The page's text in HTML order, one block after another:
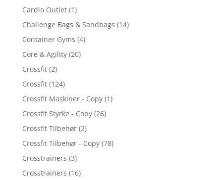
Cardio Outlet (1)
Challenge Bags & Sandbags (14)
Container Gyms (4)
Core & Agility (20)
Crossfit (2)
Crossfit (124)
Crossfit Maskiner - Copy (1)
Crossfit Styrke - Copy (26)
Crossfit Tilbehør (2)
Crossfit Tilbehør - Copy (78)
Crosstrainers (3)
Crosstrainers (16)